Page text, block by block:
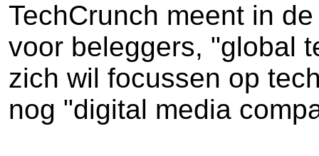
TechCrunch meent in
voor beleggers, "global
zich wil focussen op
nog "digital media